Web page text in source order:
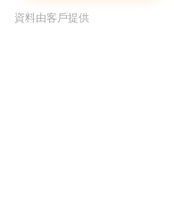
資料由客戶提供